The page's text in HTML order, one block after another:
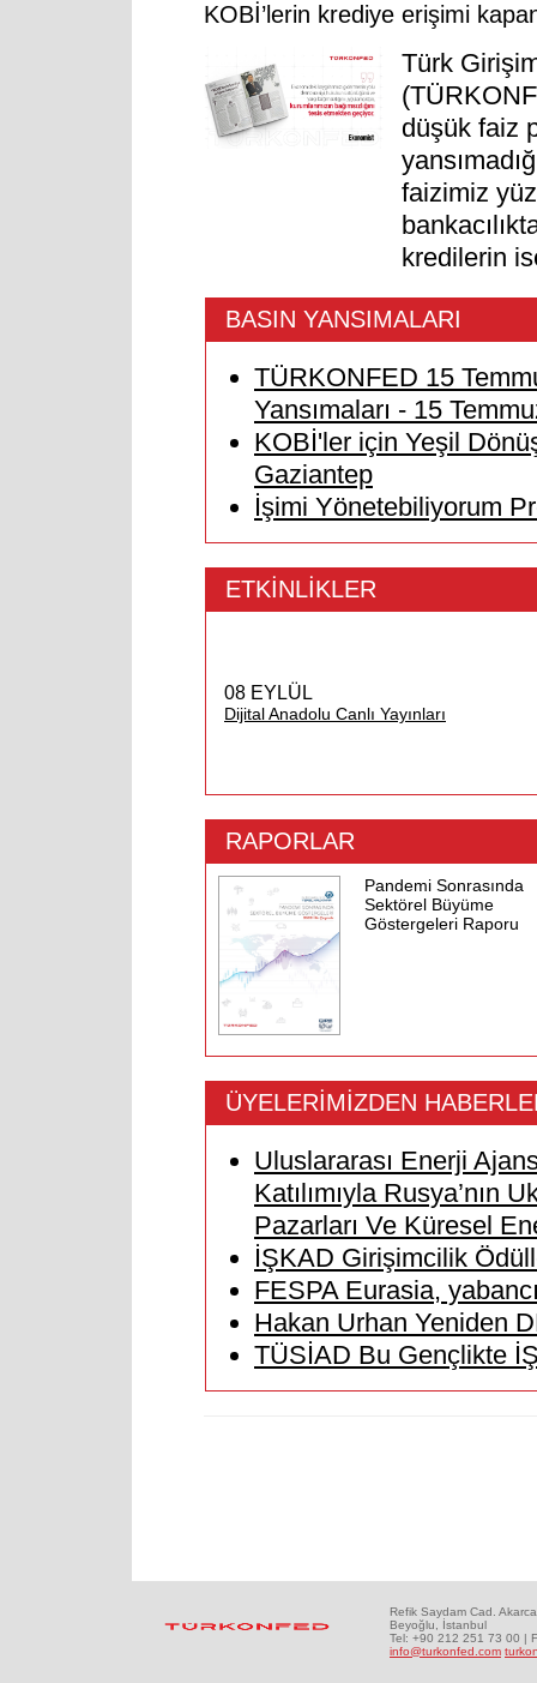
KOBİ’lerin krediye erişimi
Türk
düşük faiz
faizimiz
kredilerin
BASIN YANSIMALARI
TÜRKONFED 15
Yansımaları - 15
KOBİ'ler için Yeşil
Gaziantep
İşimi Yönetebiliyorum
ETKİNLİKLER
08 EYLÜL
Dijital Anadolu Canlı Yayınları
RAPORLAR
Pandemi Sonrasında
Sektörel Büyüme
Göstergeleri Raporu
ÜYELERİMİZDEN
Uluslararası Enerji
Katılımıyla Rusya’nın
Pazarları Ve Küresel
İŞKAD Girişimcilik
FESPA Eurasia,
Hakan Urhan Yeniden
TÜSİAD Bu Gençlikte
Refik Saydam Cad.
Beyoğlu, İstanbul
Tel: +90 212 251 73 00 |
info@turkonfed.com